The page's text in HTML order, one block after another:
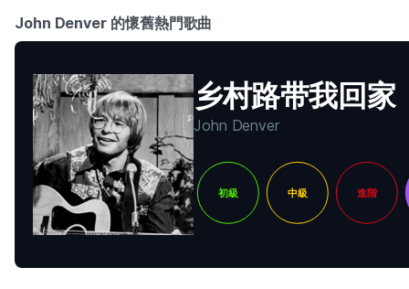
John Denver 的懷舊熱門歌曲
乡村路带我回家
John Denver
初級 中級 進階